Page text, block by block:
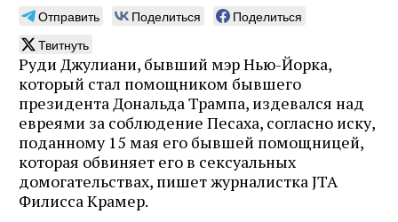
Отправить Поделиться
Поделиться
Твитнуть
Руди Джулиани, бывший мэр Нью-Йорка,
который стал помощником бывшего
президента Дональда Трампа, издевался над
евреями за соблюдение Песаха, согласно иску,
поданному 15 мая его бывшей помощницей,
которая обвиняет его в сексуальных
домогательствах, пишет журналистка JTA
Филисса Крамер.